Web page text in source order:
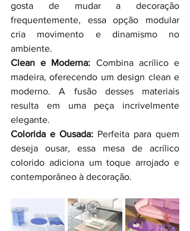
gosta de mudar a decoração
frequentemente, essa opção modular
cria movimento e dinamismo no
ambiente.
Clean e Moderna: Combina acrílico e
madeira, oferecendo um design clean e
moderno. A fusão desses materiais
resulta em uma peça incrivelmente
elegante.
Colorida e Ousada: Perfeita para quem
deseja ousar, essa mesa de acrílico
colorido adiciona um toque arrojado e
contemporâneo à decoração.